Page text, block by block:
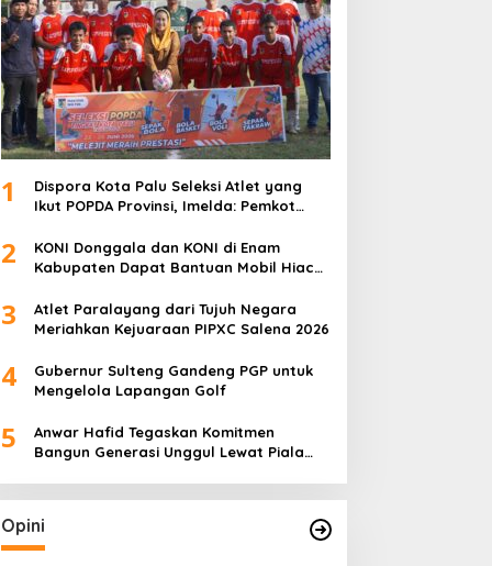
1
Dispora Kota Palu Seleksi Atlet yang
Ikut POPDA Provinsi, Imelda: Pemkot
Olahraga Pelajar
2
KONI Donggala dan KONI di Enam
Kabupaten Dapat Bantuan Mobil Hiace
3
Atlet Paralayang dari Tujuh Negara
Meriahkan Kejuaraan PIPXC Salena 2026
4
Gubernur Sulteng Gandeng PGP untuk
Mengelola Lapangan Golf
5
Anwar Hafid Tegaskan Komitmen
Bangun Generasi Unggul Lewat Piala
Opini